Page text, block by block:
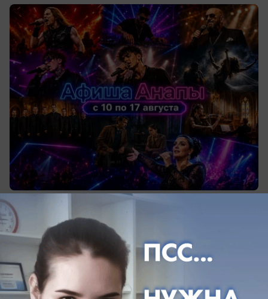
Общество
Для Анапы закупят 101 новый автобус
более чем на 1,6 млрд рублей
Новый транспорт должен выйти на